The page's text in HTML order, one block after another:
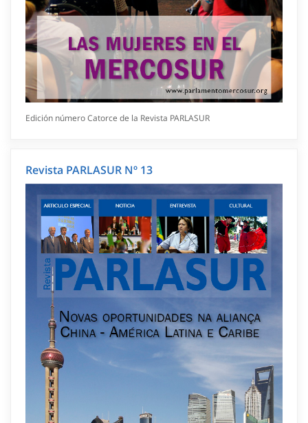
Edición número Catorce de la Revista PARLASUR
Revista PARLASUR Nº 13